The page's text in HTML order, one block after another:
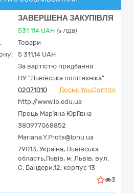
ЗАВЕРШЕНА ЗАКУПІВЛЯ
531 114 UAH (з ПДВ)
Товари
5 311,14 UAH
За вартістю придбання
НУ "Львівська політехніка"
02071010
Досьє YouControl
http://www.lp.edu.ua
Проць Мар′яна Юріївна
380977068852
Mariana.Y.Prots@lpnu.ua
79013, Україна, Львівська
область,Львів, м. Львів, вул.
С. Бандери,12, корпус 13
3